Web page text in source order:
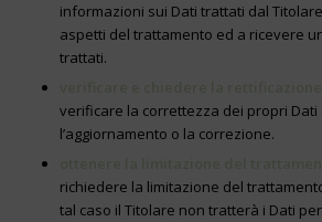
informazioni sui Dati trattati dal
aspetti del trattamento ed a ricevere
trattati.
verificare la correttezza dei propri Dati
l’aggiornamento o la correzione.
richiedere la limitazione del
tal caso il Titolare non tratterà i Dati